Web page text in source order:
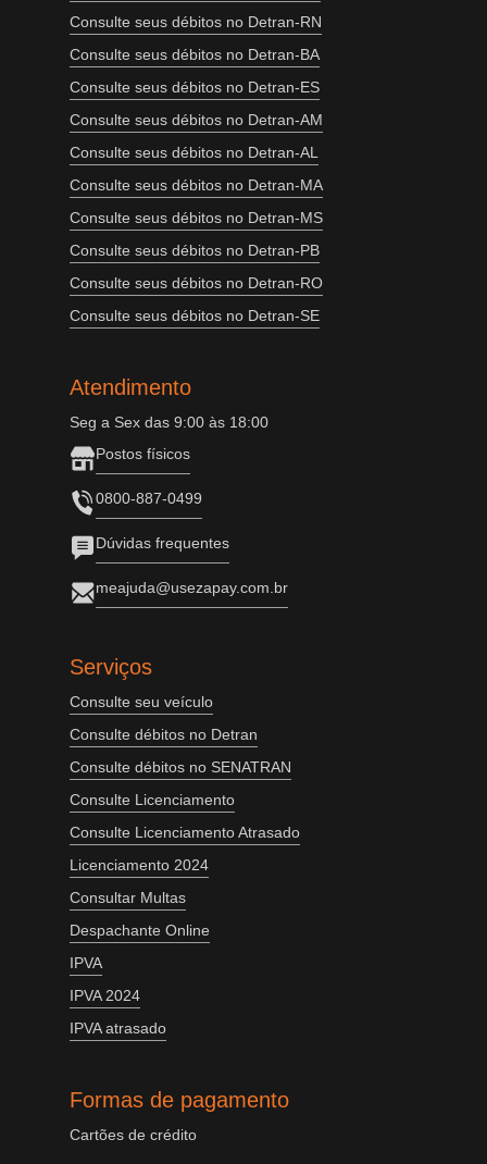
Consulte seus débitos no Detran-RN
Consulte seus débitos no Detran-BA
Consulte seus débitos no Detran-ES
Consulte seus débitos no Detran-AM
Consulte seus débitos no Detran-AL
Consulte seus débitos no Detran-MA
Consulte seus débitos no Detran-MS
Consulte seus débitos no Detran-PB
Consulte seus débitos no Detran-RO
Consulte seus débitos no Detran-SE
Atendimento
Seg a Sex das 9:00 às 18:00
Postos físicos
0800-887-0499
Dúvidas frequentes
meajuda@usezapay.com.br
Serviços
Consulte seu veículo
Consulte débitos no Detran
Consulte débitos no SENATRAN
Consulte Licenciamento
Consulte Licenciamento Atrasado
Licenciamento 2024
Consultar Multas
Despachante Online
IPVA
IPVA 2024
IPVA atrasado
Formas de pagamento
Cartões de crédito